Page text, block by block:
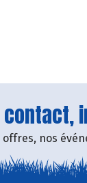
contact,
nos